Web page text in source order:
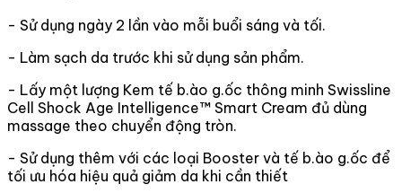
- Sử dụng ngày 2 lần vào mỗi buổi sáng và tối.
- Làm sạch da trước khi sử dụng sản phẩm.
- Lấy một lượng Kem tế b.ào g.ốc thông minh Swissline
Cell Shock Age Intelligence™ Smart Cream đủ dùng
massage theo chuyển động tròn.
- Sử dụng thêm với các loại Booster và tế b.ào g.ốc để
tối ưu hóa hiệu quả giảm da khi cần thiết